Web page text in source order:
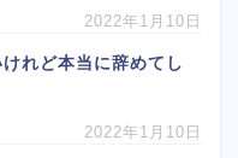
2022年1月10日
れど本当に辞めてし
2022年1月10日